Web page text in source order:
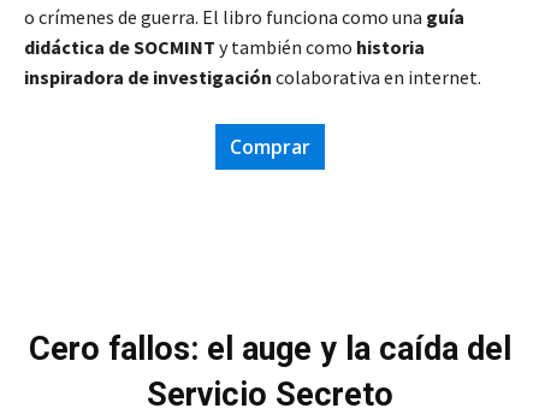
o crímenes de guerra. El libro funciona como una guía
didáctica de SOCMINT y también como historia
inspiradora de investigación colaborativa en internet.
Comprar
Cero fallos: el auge y la caída del
Servicio Secreto